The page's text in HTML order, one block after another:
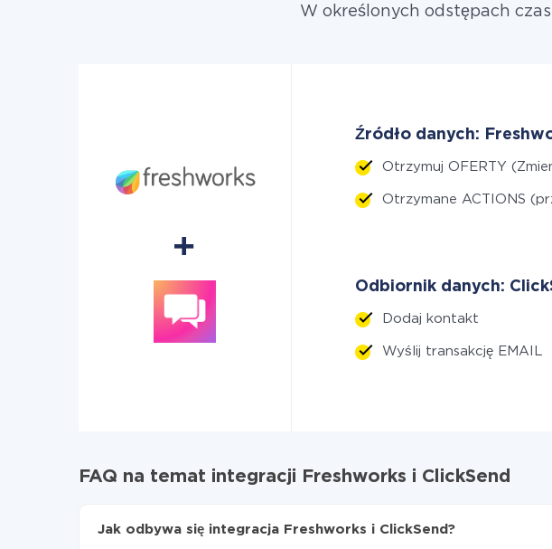
W określonych odstępach
Źródło danych:
Otrzymuj OFERTY
Otrzymane ACTIONS
Odbiornik danych:
Dodaj kontakt
Wyślij transakcję EMAIL
FAQ na temat integracji Freshworks i ClickSend
Jak odbywa się integracja Freshworks i ClickSend?